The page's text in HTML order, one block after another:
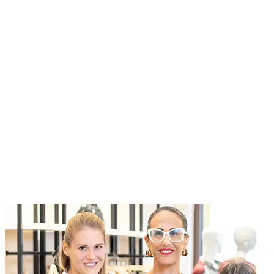
extraordinary experiences for everyone, through a dedication to
Current Roles